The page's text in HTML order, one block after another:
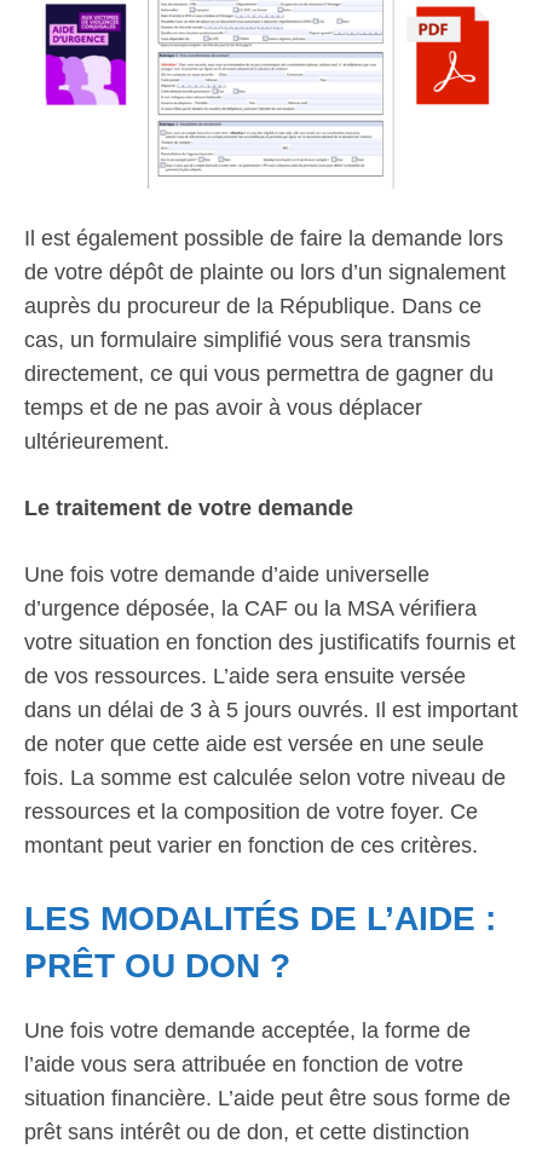
Il est également possible de faire la demande lors
de votre dépôt de plainte ou lors d’un signalement
auprès du procureur de la République. Dans ce
cas, un formulaire simplifié vous sera transmis
directement, ce qui vous permettra de gagner du
temps et de ne pas avoir à vous déplacer
ultérieurement.
Le traitement de votre demande
Une fois votre demande d’aide universelle
d’urgence déposée, la CAF ou la MSA vérifiera
votre situation en fonction des justificatifs fournis et
de vos ressources. L’aide sera ensuite versée
dans un délai de 3 à 5 jours ouvrés. Il est important
de noter que cette aide est versée en une seule
fois. La somme est calculée selon votre niveau de
ressources et la composition de votre foyer. Ce
montant peut varier en fonction de ces critères.
LES MODALITÉS DE L’AIDE :
PRÊT OU DON ?
Une fois votre demande acceptée, la forme de
l’aide vous sera attribuée en fonction de votre
situation financière. L’aide peut être sous forme de
prêt sans intérêt ou de don, et cette distinction